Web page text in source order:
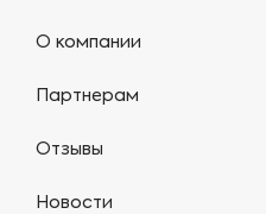
О компании
Партнерам
Отзывы
Новости